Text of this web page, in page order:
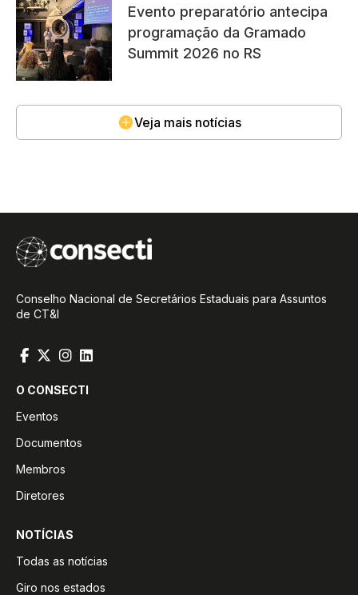
Evento preparatório antecipa
programação da Gramado
Summit 2026 no RS
Veja mais notícias
Conselho Nacional de Secretários Estaduais para Assuntos
de CT&I
O CONSECTI
Eventos
Documentos
Membros
Diretores
NOTÍCIAS
Todas as notícias
Giro nos estados